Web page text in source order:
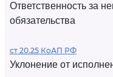
Ответственность за
обязательства
ст 20.25 КоАП РФ
Уклонение от